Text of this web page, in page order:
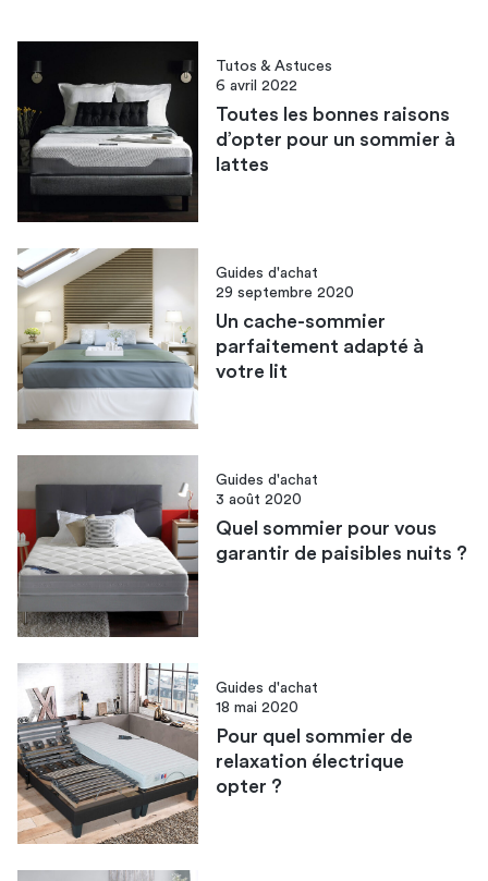
Tutos & Astuces
6 avril 2022
Toutes les bonnes raisons
d’opter pour un sommier à
lattes
Guides d'achat
29 septembre 2020
Un cache-sommier
parfaitement adapté à
votre lit
Guides d'achat
3 août 2020
Quel sommier pour vous
garantir de paisibles nuits ?
Guides d'achat
18 mai 2020
Pour quel sommier de
relaxation électrique
opter ?